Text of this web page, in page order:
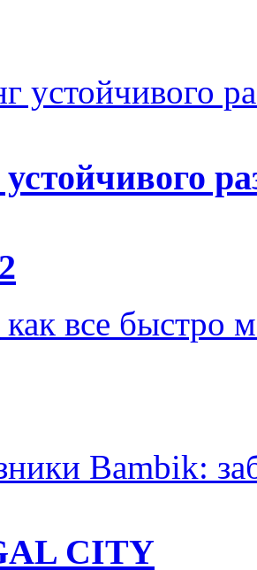
устойчивого
все быстро
Bambik:
CITY